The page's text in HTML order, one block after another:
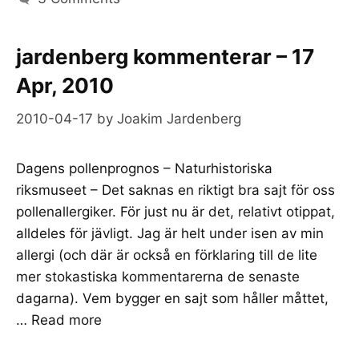
jardenberg kommenterar – 17
Apr, 2010
2010-04-17 by Joakim Jardenberg
Dagens pollenprognos – Naturhistoriska
riksmuseet – Det saknas en riktigt bra sajt för oss
pollenallergiker. För just nu är det, relativt otippat,
alldeles för jävligt. Jag är helt under isen av min
allergi (och där är också en förklaring till de lite
mer stokastiska kommentarerna de senaste
dagarna). Vem bygger en sajt som håller måttet,
… Read more